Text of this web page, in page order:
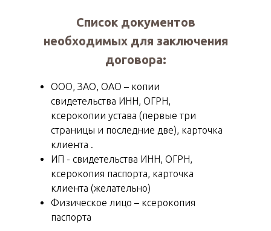
Список документов
необходимых для заключения
договора:
ООО, ЗАО, ОАО – копии
свидетельства ИНН, ОГРН,
ксерокопии устава (первые три
страницы и последние две), карточка
клиента .
ИП - свидетельства ИНН, ОГРН,
ксерокопия паспорта, карточка
клиента (желательно)
Физическое лицо – ксерокопия
паспорта